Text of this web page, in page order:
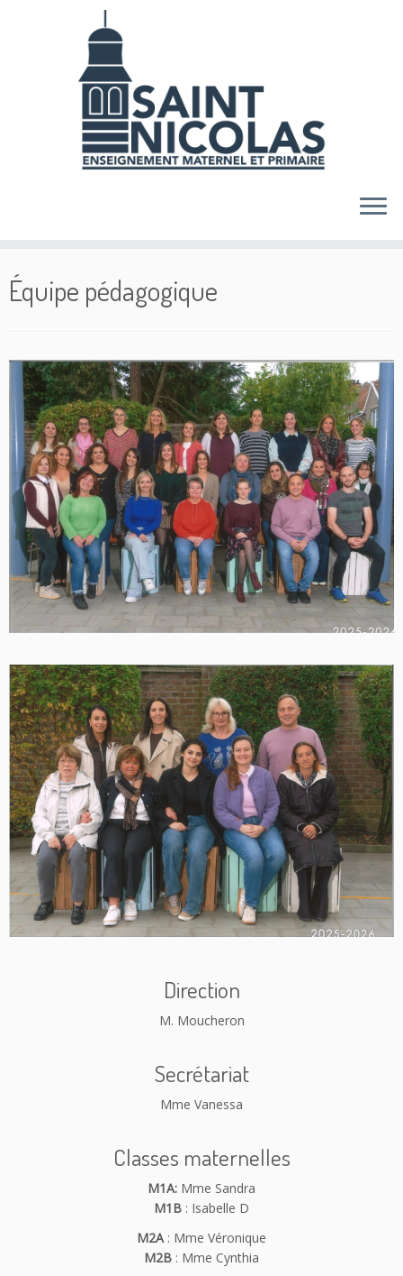
Équipe pédagogique
Direction
M. Moucheron
Secrétariat
Mme Vanessa
Classes maternelles
M1A: Mme Sandra
M1B : Isabelle D
M2A: Mme Véronique
M2B : Mme Cynthia